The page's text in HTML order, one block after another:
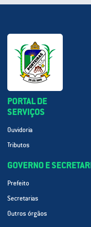
PORTAL DE
SERVIÇOS
Ouvidoria
Tributos
GOVERNO E
Prefeito
Secretarias
Outros órgãos